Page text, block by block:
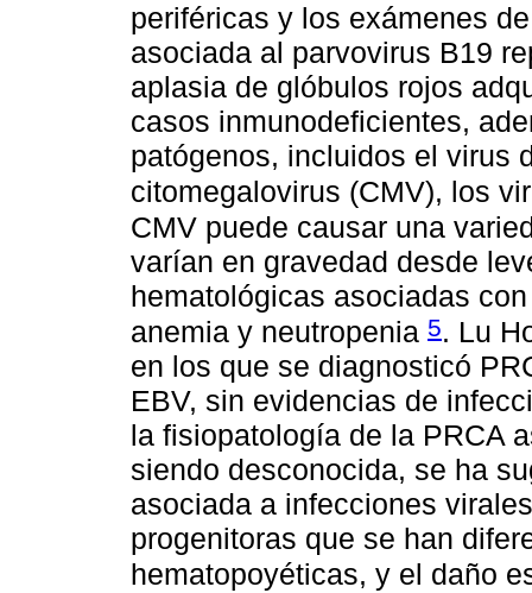
periféricas y los exámenes
asociada al parvovirus B19
aplasia de glóbulos rojos
casos inmunodeficientes,
patógenos, incluidos el virus
citomegalovirus (CMV), los
CMV puede causar una
varían en gravedad desde
hematológicas asociadas
anemia y neutropenia 5. Lu
en los que se diagnosticó
EBV, sin evidencias de
la fisiopatología de la PRCA
siendo desconocida, se ha
asociada a infecciones
progenitoras que se han
hematopoyéticas, y el daño